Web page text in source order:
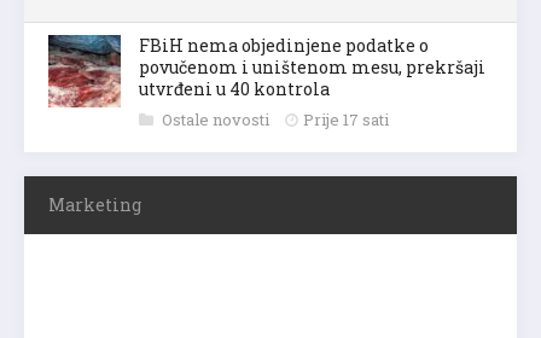
FBiH nema objedinjene podatke o
povučenom i uništenom mesu, prekršaji
utvrđeni u 40 kontrola
Ostale novosti Prije 17 sati
Marketing